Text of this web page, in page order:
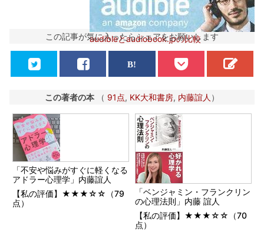
audibleとaudiobook.jpの比較
この記事が気に入ったらシェアをお願いします
この著者の本 （ 91点, KK大和書房, 内藤誼人 ）
「不安や悩みがすぐに軽くなる
アドラー心理学」内藤誼人
【私の評価】★★★☆☆（79
点）
「ベンジャミン・フランクリン
の心理法則」内藤 誼人
【私の評価】★★★☆☆（70
点）